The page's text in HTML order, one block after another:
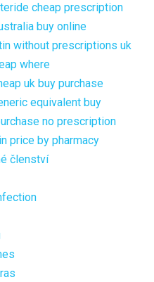
cheap prescription
buy online
without prescriptions uk
where
uk buy purchase
equivalent buy
no prescription
price by pharmacy
členství